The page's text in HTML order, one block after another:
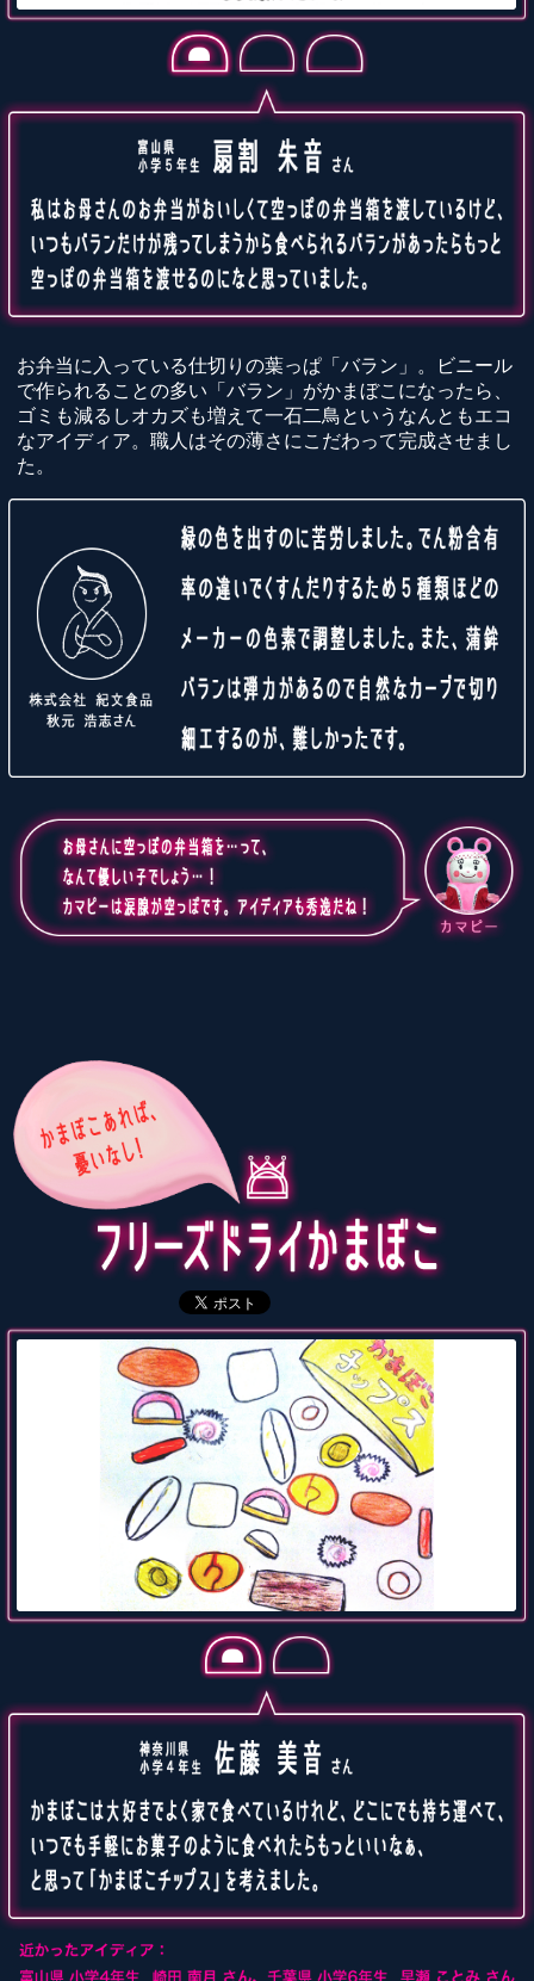
お弁当に入っている仕切りの葉っぱ「バラン」。ビニール
で作られることの多い「バラン」がかまぼこになったら、
ゴミも減るしオカズも増えて一石二鳥というなんともエコ
なアイディア。職人はその薄さにこだわって完成させまし
た。